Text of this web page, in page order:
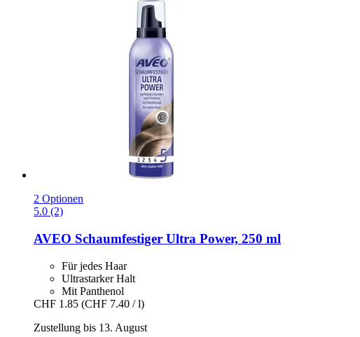
2 Optionen
5.0 (2)
AVEO Schaumfestiger Ultra Power, 250 ml
Für jedes Haar
Ultrastarker Halt
Mit Panthenol
CHF 1.85 (CHF 7.40 / l)
Zustellung bis 13. August